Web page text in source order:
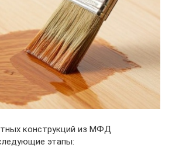
конструкций из МФД
этапы: